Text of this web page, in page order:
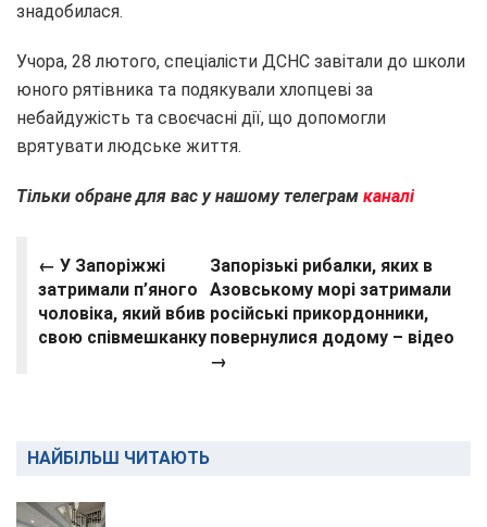
знадобилася.
Учора, 28 лютого, спеціалісти ДСНС завітали до школи
юного рятівника та подякували хлопцеві за
небайдужість та своєчасні дії, що допомогли
врятувати людське життя.
Тільки обране для вас у нашому телеграм каналі
← У Запоріжжі
затримали п’яного
чоловіка, який вбив
свою співмешканку
Запорізькі рибалки, яких в
Азовському морі затримали
російські прикордонники,
повернулися додому – відео
→
НАЙБІЛЬШ ЧИТАЮТЬ